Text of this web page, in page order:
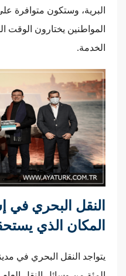
المواطنين يختارون الوقت
الخدمة.
النقل البحري
المكان الذي
يتواجد النقل البحري في